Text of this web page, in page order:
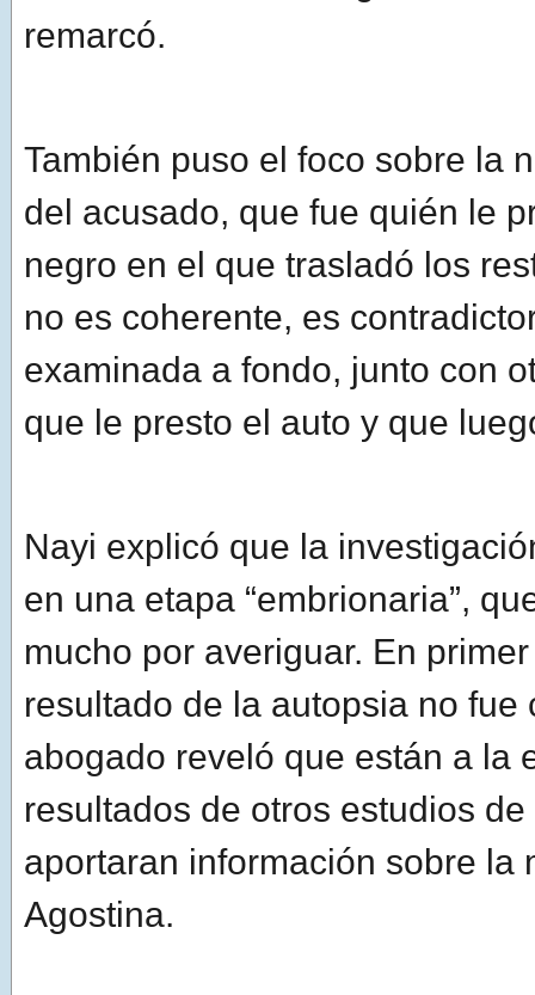
remarcó.
También puso el foco sobre la
del acusado, que fue quién le
negro en el que trasladó los
no es coherente, es
examinada a fondo, junto con
que le presto el auto y que
Nayi explicó que la
en una etapa “embrionaria”,
mucho por averiguar. En
resultado de la autopsia no fue
abogado reveló que están a la
resultados de otros estudios de
aportaran información sobre la
Agostina.